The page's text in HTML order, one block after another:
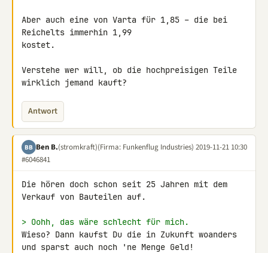
Aber auch eine von Varta für 1,85 – die bei
Reichelts immerhin 1,99
kostet.
Verstehe wer will, ob die hochpreisigen Teile
wirklich jemand kauft?
Antwort
BB Ben B.(stromkraft)(Firma: Funkenflug Industries) 2019-11-21 10:30
#6046841
Die hören doch schon seit 25 Jahren mit dem
Verkauf von Bauteilen auf.
> Oohh, das wäre schlecht für mich.
Wieso? Dann kaufst Du die in Zukunft woanders
und sparst auch noch 'ne Menge Geld!